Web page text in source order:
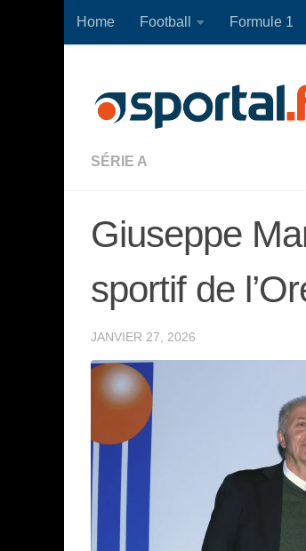
Skip to content
Home Football Formule 1
SÉRIE A
Giuseppe
sportif de
JANVIER 27, 2026